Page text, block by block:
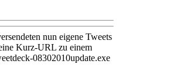
nun eigene Tweets
Kurz-URL zu einem
08302010update.exe